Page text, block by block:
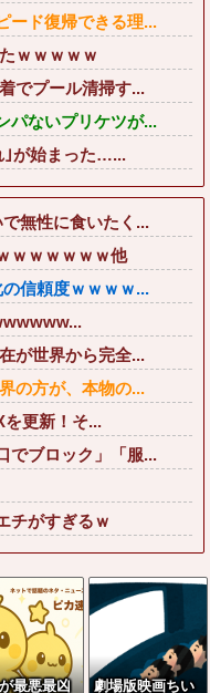
ード復帰できる理...
ｗｗｗｗｗ
でプール清掃す...
パないプリケツが...
｣が始まった…...
無性に食いたく...
ｗｗｗｗｗｗ他
の信頼度ｗｗｗｗ...
が世界から完全...
の方が、本物の...
を更新！そ...
でブロック」「服...
チがすぎるｗ
最悪最凶 劇場版映画ちい